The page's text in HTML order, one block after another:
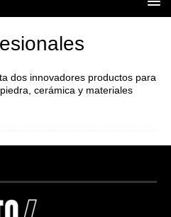
dos innovadores productos para
cerámica y materiales